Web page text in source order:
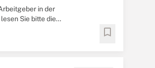
in der
Sie bitte die
bookmark